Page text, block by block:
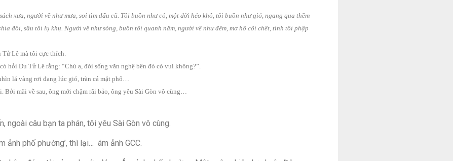
xưa, người về như mưa, soi tìm dấu cũ. Tôi buồn như cỏ, một đời héo khô, tôi buồn như gió, ngang qua thềm
đôi, sầu tôi lụ khụ. Người về như sóng, buồn tôi quanh năm, người về như đêm, mơ hồ cõi chết, tình tôi phập
Tử Lê mà tôi cực thích.
hỏi Du Tử Lê rằng: “Chú ạ, đời sống văn nghệ bên đó có vui không?”.
lá vàng rơi đang lúc gió, tràn cả mặt phố…
Bởi mãi về sau, ông mới chậm rãi bảo, ông yêu Sài Gòn vô cùng…
ngoài câu bạn ta phán, tôi yêu Sài Gòn vô cùng.
ảnh phố phường’, thì lại… ám ảnh GCC.